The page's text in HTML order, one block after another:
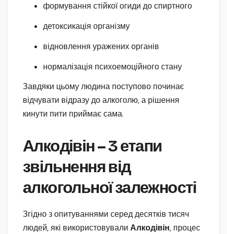
формування стійкої огиди до спиртного
детоксикація організму
відновлення уражених органів
нормалізація психоемоційного стану
Завдяки цьому людина поступово починає
відчувати відразу до алкоголю, а рішення
кинути пити приймає сама.
Алкодівін – 3 етапи
звільнення від
алкогольної залежності
Згідно з опитуваннями серед десятків тисяч
людей, які використовували Алкодівін, процес